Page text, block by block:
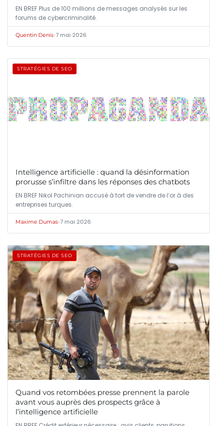
EN BREF Plus de 100 millions de messages analysés sur les
forums de cybercriminalité.
Quentin Denis•7 mai 2026
STRATÉGIES DE SEO
Intelligence artificielle : quand la désinformation
prorusse s’infiltre dans les réponses des chatbots
EN BREF Nikol Pachinian accusé à tort de vendre de l’or à des
entreprises turques.
Maxime Dumas•7 mai 2026
STRATÉGIES DE SEO
Quand vos retombées presse prennent la parole
avant vous auprès des prospects grâce à
l’intelligence artificielle